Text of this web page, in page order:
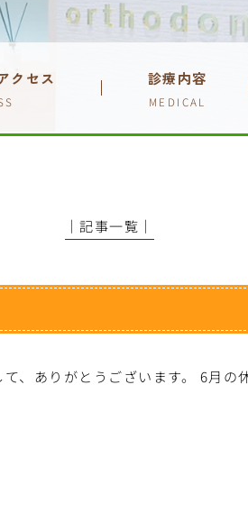
クセス 診療内容
MEDICAL
│記事一覧│
、ありがとうございます。 6月の